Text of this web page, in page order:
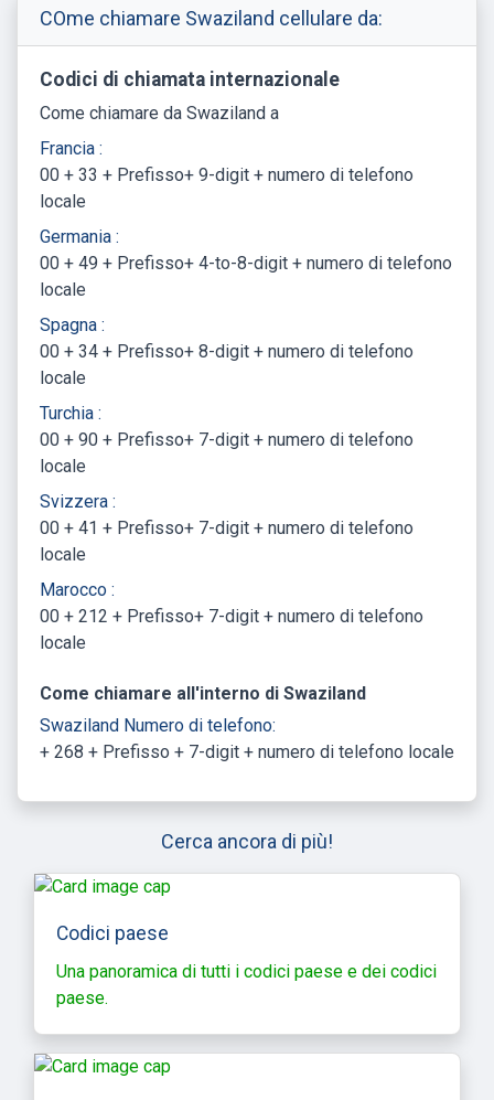
COme chiamare Swaziland cellulare da:
Codici di chiamata internazionale
Come chiamare da Swaziland a
Francia :
00 + 33 + Prefisso+ 9-digit + numero di telefono
locale
Germania :
00 + 49 + Prefisso+ 4-to-8-digit + numero di telefono
locale
Spagna :
00 + 34 + Prefisso+ 8-digit + numero di telefono
locale
Turchia :
00 + 90 + Prefisso+ 7-digit + numero di telefono
locale
Svizzera :
00 + 41 + Prefisso+ 7-digit + numero di telefono
locale
Marocco :
00 + 212 + Prefisso+ 7-digit + numero di telefono
locale
Come chiamare all'interno di Swaziland
Swaziland Numero di telefono:
+ 268 + Prefisso + 7-digit + numero di telefono locale
Cerca ancora di più!
Codici paese
Una panoramica di tutti i codici paese e dei codici
paese.